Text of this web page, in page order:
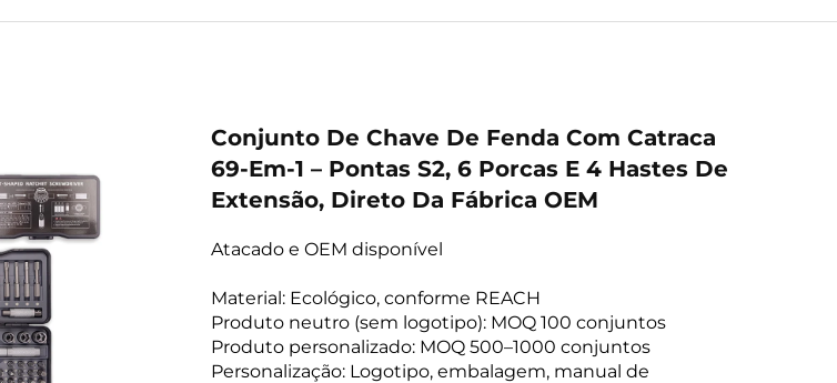
Conjunto De Chave De Fenda Com Catraca
69-Em-1 – Pontas S2, 6 Porcas E 4 Hastes De
Extensão, Direto Da Fábrica OEM
Atacado e OEM disponível
Material: Ecológico, conforme REACH
Produto neutro (sem logotipo): MOQ 100 conjuntos
Produto personalizado: MOQ 500–1000 conjuntos
Personalização: Logotipo, embalagem, manual de